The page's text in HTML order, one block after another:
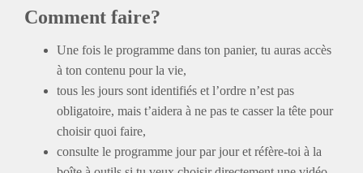
Comment faire?
Une fois le programme dans ton panier, tu auras accès
à ton contenu pour la vie,
tous les jours sont identifiés et l’ordre n’est pas
obligatoire, mais t’aidera à ne pas te casser la tête pour
choisir quoi faire,
consulte le programme jour par jour et réfère-toi à la